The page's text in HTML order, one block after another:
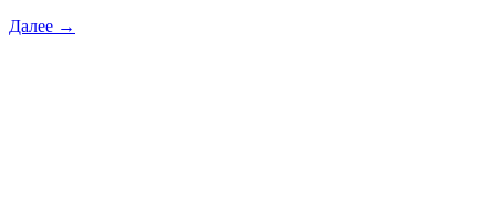
Далее →